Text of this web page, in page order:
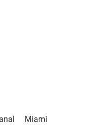
Miami